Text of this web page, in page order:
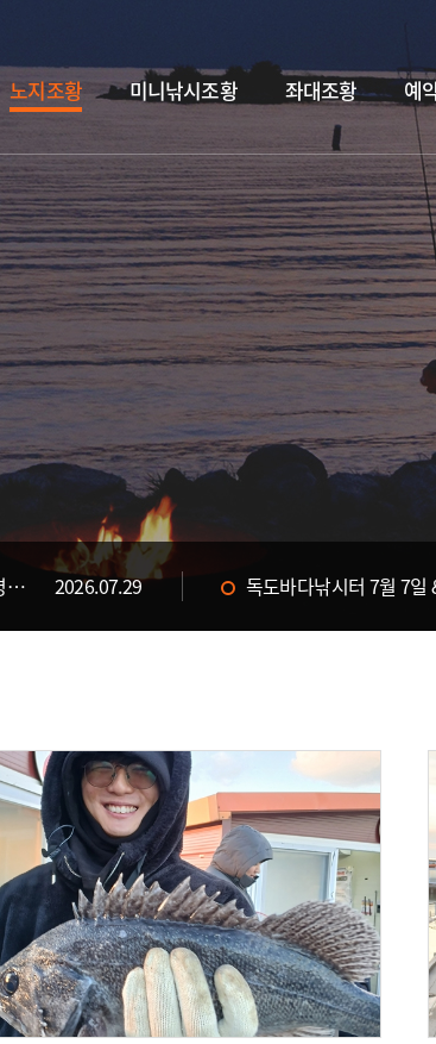
노지조황 미니낚시조황 좌대조황 예
독도바다낚시터 7월 29일 &대병어.홍돔.돗돔.병어 입고& 2026.07.29 독도바다낚시터 7월 7일
2026.07.31 독도바다낚시터 7월 30
독도바다낚시터 7월 29일 &대병어.홍돔.돗돔.병어 입고& 2026.07.29 독도바다낚시터 7월 7